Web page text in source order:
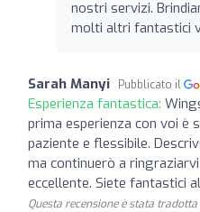
nostri servizi.
molti altri fantastici
Sarah Manyi Pubblicato il
Esperienza fantastica:
prima esperienza con voi è
paziente e flessibile.
ma continuerò a
eccellente. Siete fantastici
Questa recensione è stata